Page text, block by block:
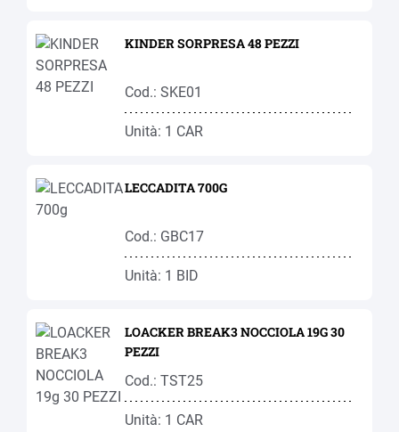
KINDER SORPRESA 48 PEZZI
Cod.: SKE01
Unità: 1 CAR
LECCADITA 700G
Cod.: GBC17
Unità: 1 BID
LOACKER BREAK3 NOCCIOLA 19G 30
PEZZI
Cod.: TST25
Unità: 1 CAR